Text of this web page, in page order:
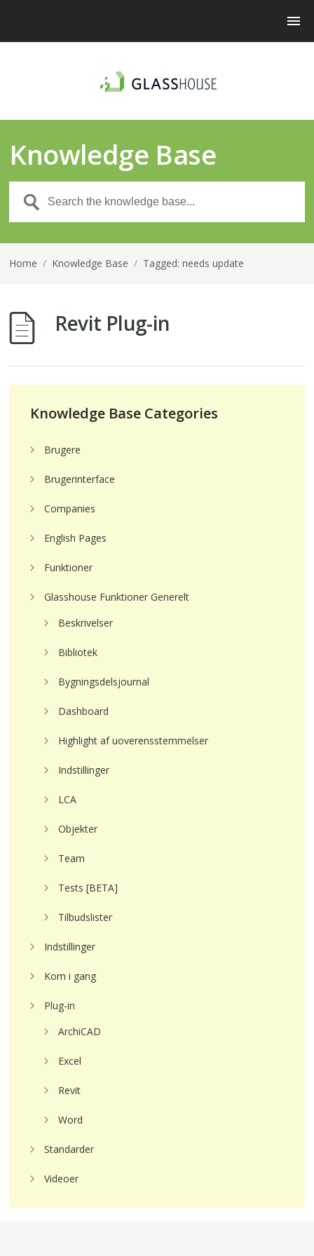
Knowledge Base
Home / Knowledge Base / Tagged: needs update
Revit Plug-in
Knowledge Base Categories
Brugere
Brugerinterface
Companies
English Pages
Funktioner
Glasshouse Funktioner Generelt
Beskrivelser
Bibliotek
Bygningsdelsjournal
Dashboard
Highlight af uoverensstemmelser
Indstillinger
LCA
Objekter
Team
Tests [BETA]
Tilbudslister
Indstillinger
Kom i gang
Plug-in
ArchiCAD
Excel
Revit
Word
Standarder
Videoer